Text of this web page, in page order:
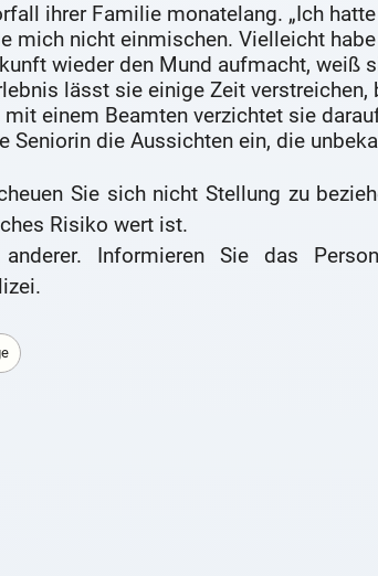
ihrer Familie monatelang. „Ich
mich nicht einmischen. Vielleicht
wieder den Mund aufmacht, weiß
lässt sie einige Zeit verstreichen,
einem Beamten verzichtet sie
die Aussichten ein, die
Sie sich nicht Stellung zu
Risiko wert ist.
Informieren Sie das